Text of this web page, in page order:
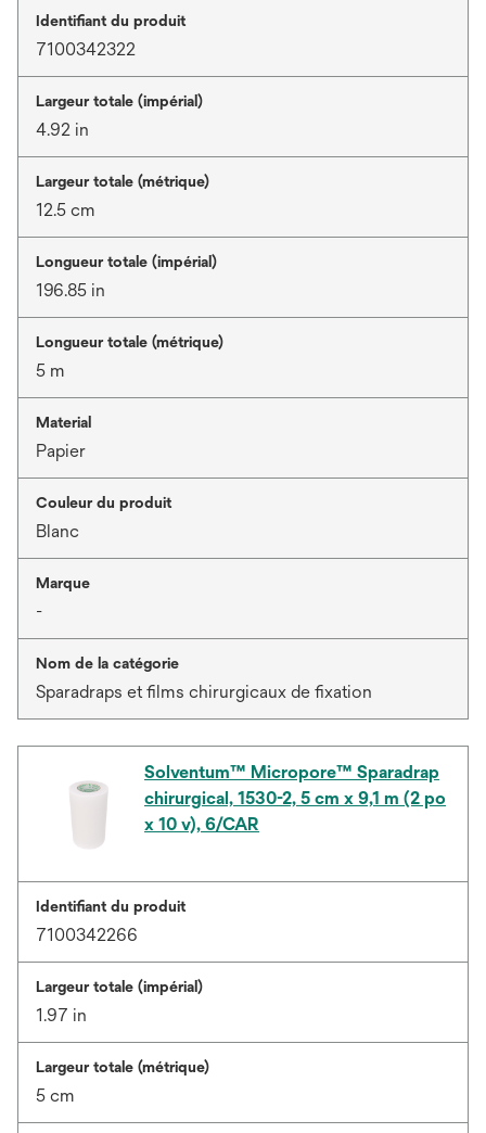
Identifiant du produit
7100342322
Largeur totale (impérial)
4.92 in
Largeur totale (métrique)
12.5 cm
Longueur totale (impérial)
196.85 in
Longueur totale (métrique)
5 m
Material
Papier
Couleur du produit
Blanc
Marque
-
Nom de la catégorie
Sparadraps et films chirurgicaux de fixation
Solventum™ Micropore™ Sparadrap
chirurgical, 1530-2, 5 cm x 9,1 m (2 po
x 10 v), 6/CAR
Identifiant du produit
7100342266
Largeur totale (impérial)
1.97 in
Largeur totale (métrique)
5 cm